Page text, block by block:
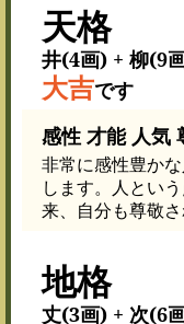
天格
井(4画) + 柳(9
大吉です
感性 才能 人気
非常に感性豊か
します。人とい
来、自分も尊敬さ
地格
丈(3画) + 次(6